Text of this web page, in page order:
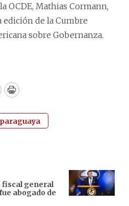
OCDE, Mathias Cormann,
edición de la Cumbre
sobre Gobernanza.
Print
fiscal general
abogado de